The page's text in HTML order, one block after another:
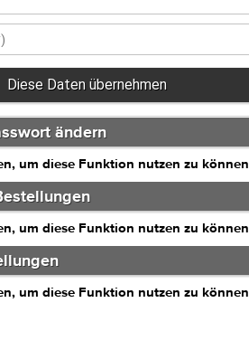
ändern
um diese Funktion nutzen zu können
um diese Funktion nutzen zu können
um diese Funktion nutzen zu können